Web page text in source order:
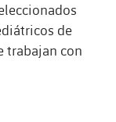
de
trabajan con